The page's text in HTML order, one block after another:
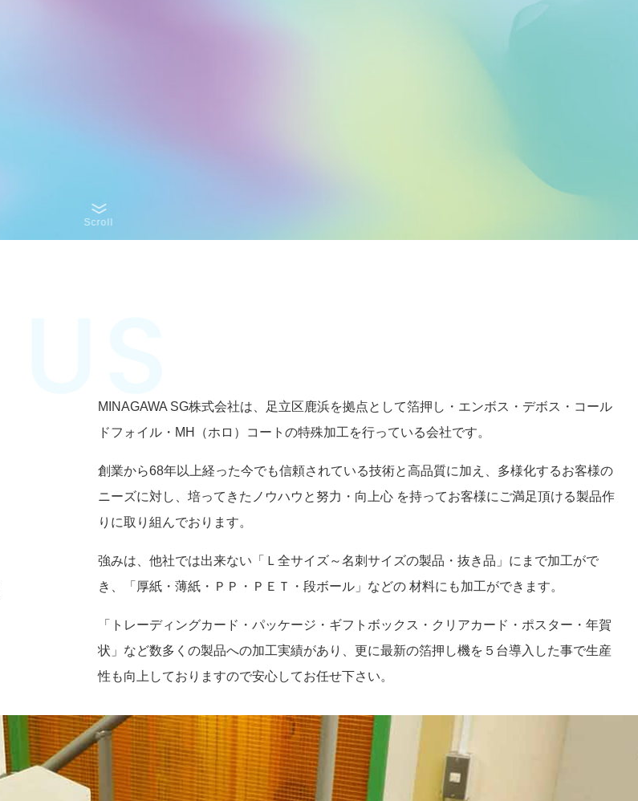
Scroll
MINAGAWA SG株式会社は、足立区鹿浜を拠点として箔押し・エンボス・デボス・コール
ドフォイル・MH（ホロ）コートの特殊加工を行っている会社です。
創業から68年以上経った今でも信頼されている技術と高品質に加え、多様化するお客様の
ニーズに対し、培ってきたノウハウと努力・向上心 を持ってお客様にご満足頂ける製品作
りに取り組んでおります。
強みは、他社では出来ない「Ｌ全サイズ～名刺サイズの製品・抜き品」にまで加工がで
き、「厚紙・薄紙・ＰＰ・ＰＥＴ・段ボール」などの 材料にも加工ができます。
「トレーディングカード・パッケージ・ギフトボックス・クリアカード・ポスター・年賀
状」など数多くの製品への加工実績があり、更に最新の箔押し機を５台導入した事で生産
性も向上しておりますので安心してお任せ下さい。